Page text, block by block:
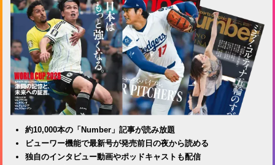
約10,000本の「Number」記事が読み放題
ビューワー機能で最新号が発売前日の夜から読める
独自のインタビュー動画やポッドキャストも配信